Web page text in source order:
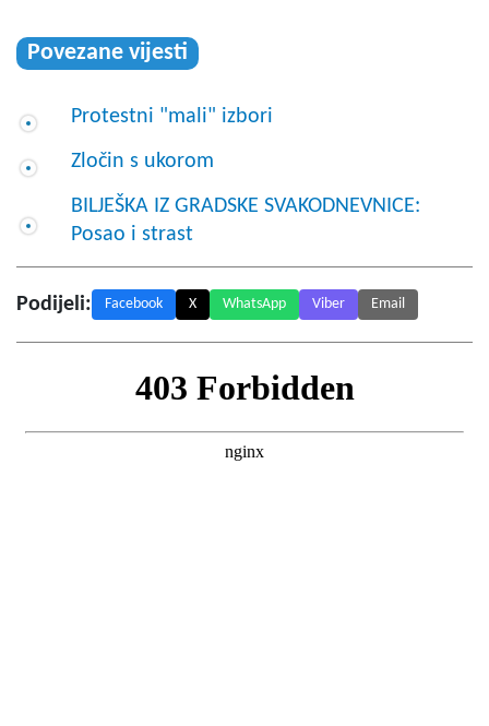
Povezane vijesti
Protestni "mali" izbori
Zločin s ukorom
BILJEŠKA IZ GRADSKE SVAKODNEVNICE:
Posao i strast
Podijeli: Facebook X WhatsApp Viber Email